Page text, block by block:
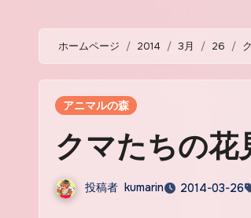
ホームページ 2014 3月 26
アニマルの森
クマたちの
投稿者 kumarin 2014-03-26